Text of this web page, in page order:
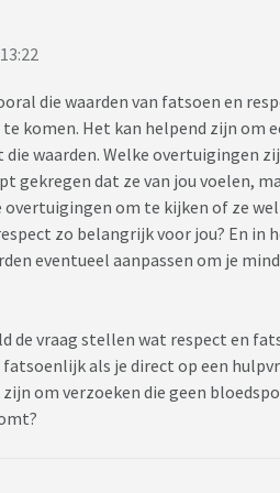
die waarden van fatsoen en
komen. Het kan helpend zijn om
waarden. Welke overtuigingen
gekregen dat ze van jou voelen,
overtuigingen om te kijken of ze
zo belangrijk voor jou? En in
eventueel aanpassen om je
de vraag stellen wat respect en
als je direct op een
om verzoeken die geen